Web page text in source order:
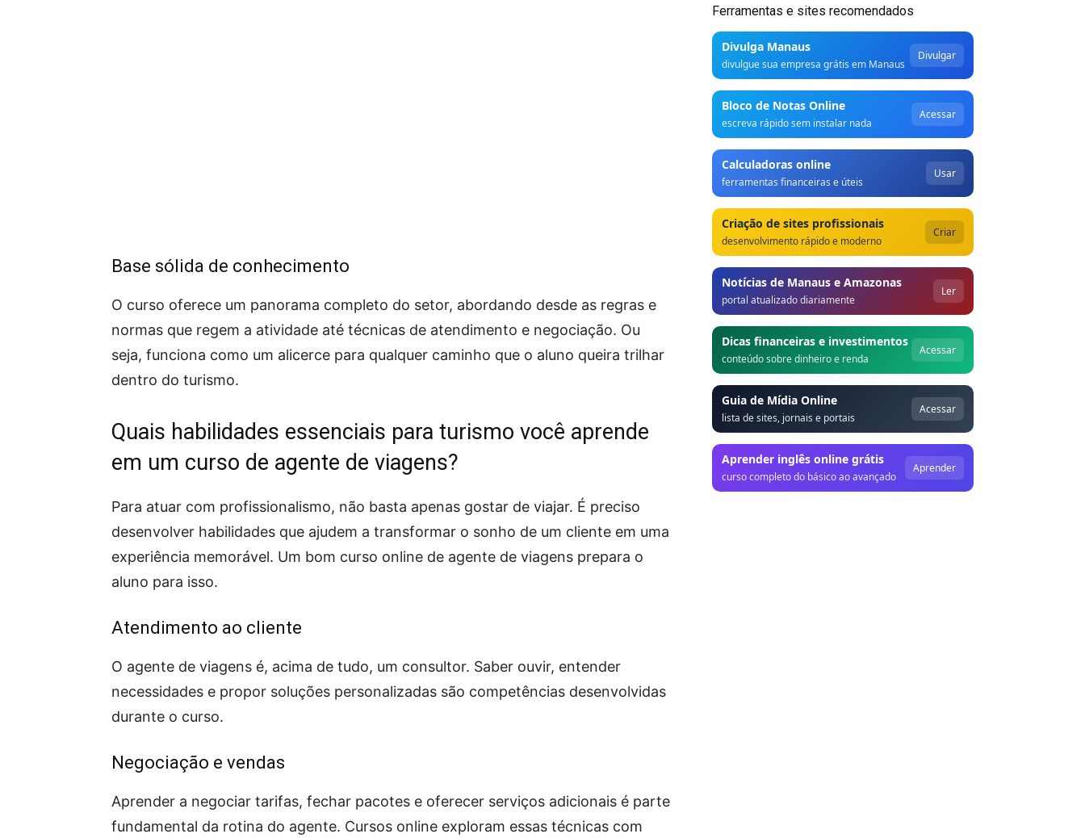
Base sólida de conhecimento
O curso oferece um panorama completo do setor, abordando desde as regras e
normas que regem a atividade até técnicas de atendimento e negociação. Ou
seja, funciona como um alicerce para qualquer caminho que o aluno queira trilhar
dentro do turismo.
Quais habilidades essenciais para turismo você aprende
em um curso de agente de viagens?
Para atuar com profissionalismo, não basta apenas gostar de viajar. É preciso
desenvolver habilidades que ajudem a transformar o sonho de um cliente em uma
experiência memorável. Um bom curso online de agente de viagens prepara o
aluno para isso.
Atendimento ao cliente
O agente de viagens é, acima de tudo, um consultor. Saber ouvir, entender
necessidades e propor soluções personalizadas são competências desenvolvidas
durante o curso.
Negociação e vendas
Aprender a negociar tarifas, fechar pacotes e oferecer serviços adicionais é parte
fundamental da rotina do agente. Cursos online exploram essas técnicas com
Ferramentas e sites recomendados
Divulga Manaus
divulgue sua empresa grátis em Manaus
Divulgar
Bloco de Notas Online
escreva rápido sem instalar nada
Acessar
Calculadoras online
ferramentas financeiras e úteis
Usar
Criação de sites profissionais
desenvolvimento rápido e moderno
Criar
Notícias de Manaus e Amazonas
portal atualizado diariamente
Ler
Dicas financeiras e investimentos
conteúdo sobre dinheiro e renda
Acessar
Guia de Mídia Online
lista de sites, jornais e portais
Acessar
Aprender inglês online grátis
curso completo do básico ao avançado
Aprender